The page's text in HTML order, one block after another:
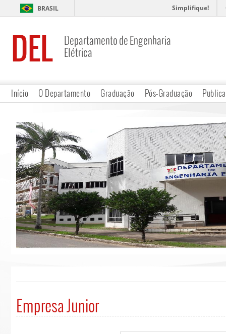
BRASIL Simplifique!
DEL
Departamento de Engenharia
Elétrica
Início O Departamento Graduação Pós-Graduação
Empresa Junior